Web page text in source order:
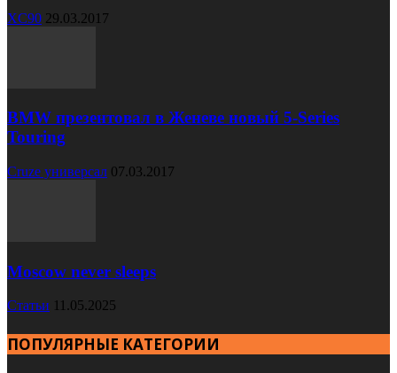
XC90 29.03.2017
BMW презентовал в Женеве новый 5-Series
Touring
Cruze универсал 07.03.2017
Moscow never sleeps
Статьи 11.05.2025
ПОПУЛЯРНЫЕ КАТЕГОРИИ